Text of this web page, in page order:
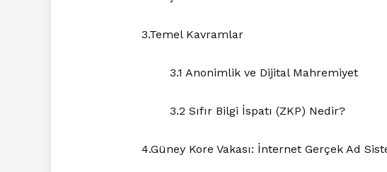
3.Temel Kavramlar
3.1 Anonimlik ve Dijital Mahremiyet
3.2 Sıfır Bilgi İspatı (ZKP) Nedir?
4.Güney Kore Vakası: İnternet Gerçek Ad